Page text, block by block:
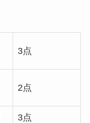
3点
2点
3点